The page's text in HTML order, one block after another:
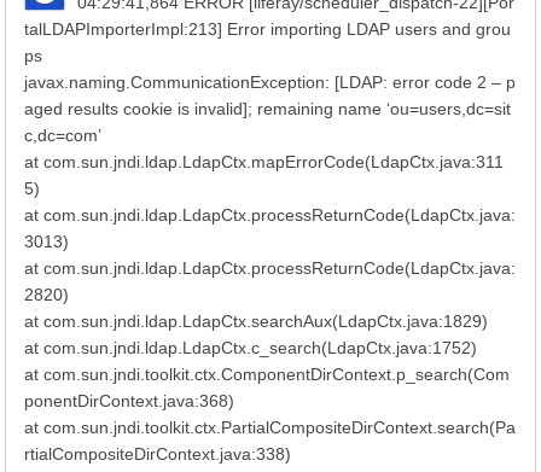
talLDAPImporterImpl:213] Error importing LDAP users and grou
ps
javax.naming.CommunicationException: [LDAP: error code 2 – p
aged results cookie is invalid]; remaining name ‘ou=users,dc=sit
c,dc=com’
at com.sun.jndi.ldap.LdapCtx.mapErrorCode(LdapCtx.java:311
5)
at com.sun.jndi.ldap.LdapCtx.processReturnCode(LdapCtx.java:
3013)
at com.sun.jndi.ldap.LdapCtx.processReturnCode(LdapCtx.java:
2820)
at com.sun.jndi.ldap.LdapCtx.searchAux(LdapCtx.java:1829)
at com.sun.jndi.ldap.LdapCtx.c_search(LdapCtx.java:1752)
at com.sun.jndi.toolkit.ctx.ComponentDirContext.p_search(Com
ponentDirContext.java:368)
at com.sun.jndi.toolkit.ctx.PartialCompositeDirContext.search(Pa
rtialCompositeDirContext.java:338)